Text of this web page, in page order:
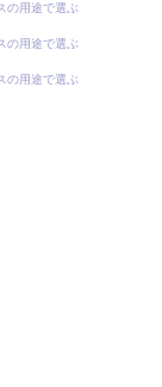
の用途で選ぶ
の用途で選ぶ
の用途で選ぶ